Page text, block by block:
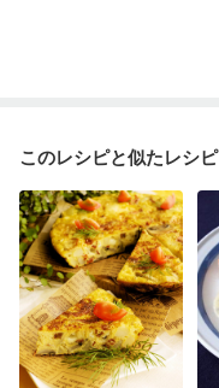
このレシピと似たレシピ